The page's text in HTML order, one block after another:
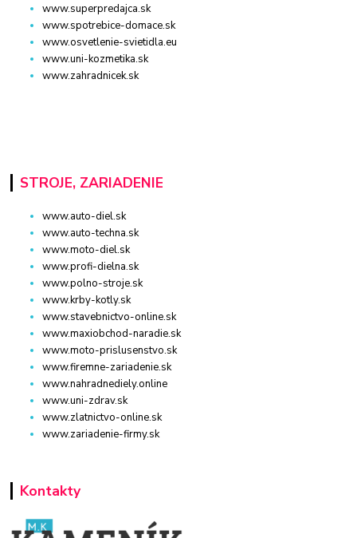
www.superpredajca.sk
www.spotrebice-domace.sk
www.osvetlenie-svietidla.eu
www.uni-kozmetika.sk
www.zahradnicek.sk
STROJE, ZARIADENIE
www.auto-diel.sk
www.auto-techna.sk
www.moto-diel.sk
www.profi-dielna.sk
www.polno-stroje.sk
www.krby-kotly.sk
www.stavebnictvo-online.sk
www.maxiobchod-naradie.sk
www.moto-prislusenstvo.sk
www.firemne-zariadenie.sk
www.nahradnediely.online
www.uni-zdrav.sk
www.zlatnictvo-online.sk
www.zariadenie-firmy.sk
Kontakty